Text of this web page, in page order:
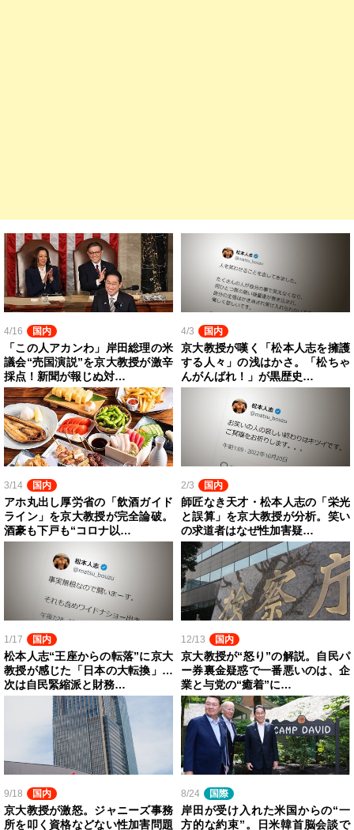
4/16 国内
「この人アカンわ」岸田総理の米
議会“売国演説”を京大教授が激辛
採点！新聞が報じぬ対…
4/3 国内
京大教授が嘆く「松本人志を擁護
する人々」の浅はかさ。「松ちゃ
んがんばれ！」が黒歴史…
3/14 国内
アホ丸出し厚労省の「飲酒ガイド
ライン」を京大教授が完全論破。
酒豪も下戸も“コロナ以…
2/3 国内
師匠なき天才・松本人志の「栄光
と誤算」を京大教授が分析。笑い
の求道者はなぜ性加害疑…
1/17 国内
松本人志“王座からの転落”に京大
教授が感じた「日本の大転換」…
次は自民緊縮派と財務…
12/13 国内
京大教授が“怒り”の解説。自民パ
ー券裏金疑惑で一番悪いのは、企
業と与党の“癒着”に…
9/18 国内
京大教授が激怒。ジャニーズ事務
所を叩く資格などない性加害問題
8/24 国際
岸田が受け入れた米国からの“一
方的な約束”。日米韓首脳会談で